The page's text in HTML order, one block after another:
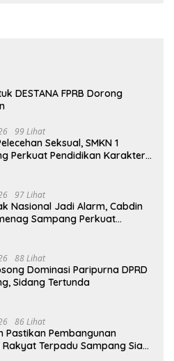
DESTANA FPRB Dorong
99 Lihat
Seksual, SMKN 1
Perkuat Pendidikan Karakter
97 Lihat
Nasional Jadi Alarm, Cabdin
Sampang Perkuat
88 Lihat
Dominasi Paripurna DPRD
Sidang Tertunda
86 Lihat
Pastikan Pembangunan
Rakyat Terpadu Sampang Siap